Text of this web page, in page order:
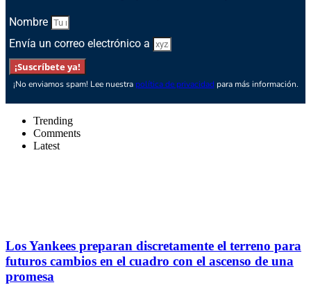
Nombre
Envía un correo electrónico a
¡Suscríbete ya!
¡No enviamos spam! Lee nuestra política de privacidad para más información.
Trending
Comments
Latest
Los Yankees preparan discretamente el terreno para
futuros cambios en el cuadro con el ascenso de una
promesa